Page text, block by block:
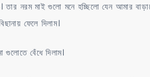
নরম মাই গুলো মনে হচ্ছিলো যেন আমার
ফেলে দিলাম।
বেঁধে দিলাম।